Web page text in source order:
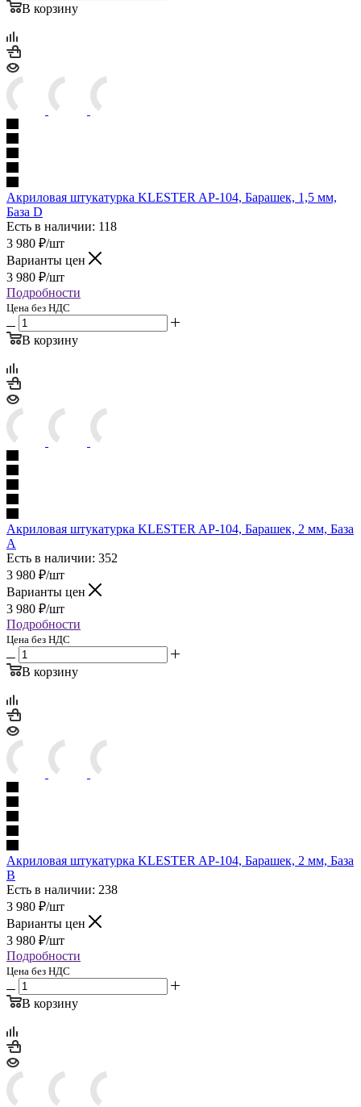
В корзину
Акриловая штукатурка KLESTER AP-104, Барашек, 1,5 мм,
База D
Есть в наличии: 118
3 980 ₽/шт
Варианты цен
3 980 ₽/шт
Подробности
Цена без НДС
В корзину
Акриловая штукатурка KLESTER AP-104, Барашек, 2 мм, База
A
Есть в наличии: 352
3 980 ₽/шт
Варианты цен
3 980 ₽/шт
Подробности
Цена без НДС
В корзину
Акриловая штукатурка KLESTER AP-104, Барашек, 2 мм, База
B
Есть в наличии: 238
3 980 ₽/шт
Варианты цен
3 980 ₽/шт
Подробности
Цена без НДС
В корзину